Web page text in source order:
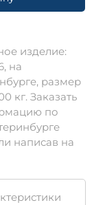
изделие:
на
размер
кг. Заказать
по
написав на